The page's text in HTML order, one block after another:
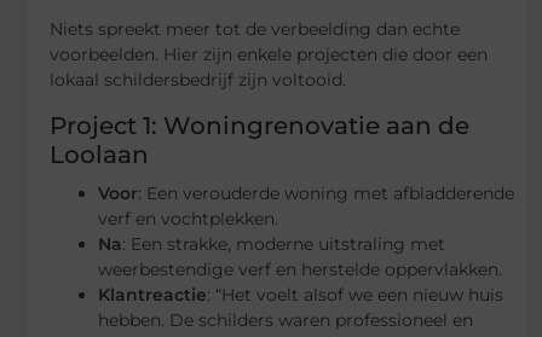
Niets spreekt meer tot de verbeelding dan echte
voorbeelden. Hier zijn enkele projecten die door een
lokaal schildersbedrijf zijn voltooid.
Project 1: Woningrenovatie aan de
Loolaan
Voor: Een verouderde woning met afbladderende
verf en vochtplekken.
Na: Een strakke, moderne uitstraling met
weerbestendige verf en herstelde oppervlakken.
Klantreactie: “Het voelt alsof we een nieuw huis
hebben. De schilders waren professioneel en